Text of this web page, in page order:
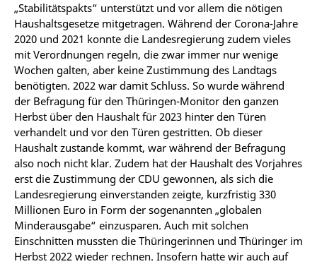
„Stabilitätspakts“ unterstützt und vor allem die nötigen
Haushaltsgesetze mitgetragen. Während der Corona-Jahre
2020 und 2021 konnte die Landesregierung zudem vieles
mit Verordnungen regeln, die zwar immer nur wenige
Wochen galten, aber keine Zustimmung des Landtags
benötigten. 2022 war damit Schluss. So wurde während
der Befragung für den Thüringen-Monitor den ganzen
Herbst über den Haushalt für 2023 hinter den Türen
verhandelt und vor den Türen gestritten. Ob dieser
Haushalt zustande kommt, war während der Befragung
also noch nicht klar. Zudem hat der Haushalt des Vorjahres
erst die Zustimmung der CDU gewonnen, als sich die
Landesregierung einverstanden zeigte, kurzfristig 330
Millionen Euro in Form der sogenannten „globalen
Minderausgabe“ einzusparen. Auch mit solchen
Einschnitten mussten die Thüringerinnen und Thüringer im
Herbst 2022 wieder rechnen. Insofern hatte wir auch auf